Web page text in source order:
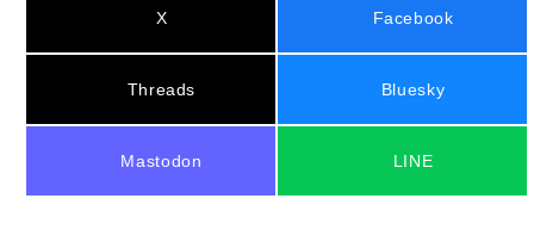
X Facebook
Threads Bluesky
Mastodon LINE